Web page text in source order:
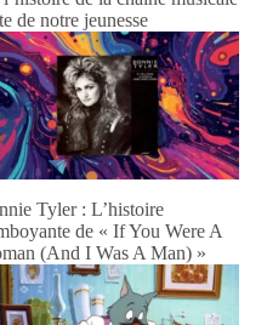
de notre jeunesse
Tyler : L’histoire
de « If You Were A
(And I Was A Man) »